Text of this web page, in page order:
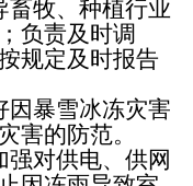
牧、种植行业
负责及时调
规定及时报告
暴雪冰冻灾害
害的防范。
对供电、供网